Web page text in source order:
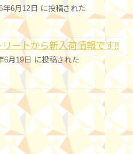
年6月12日 に投稿された
ートから新入荷情報です!!
6月19日 に投稿された